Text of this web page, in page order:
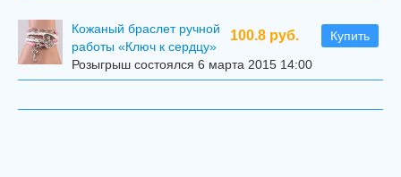
100.8 руб. Купить
Кожаный браслет ручной
работы «Ключ к сердцу»
Розыгрыш состоялся 6 марта 2015 14:00